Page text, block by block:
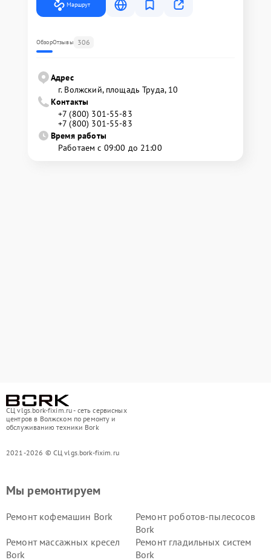
Маршрут
ОбзорОтзывы 306
Адрес
г. Волжский, площадь Труда, 10
Контакты
+7 (800) 301-55-83
+7 (800) 301-55-83
Время работы
Работаем с 09:00 до 21:00
СЦ vlgs.bork-fixim.ru - сеть сервисных
центров в Волжском по ремонту и
обслуживанию техники Bork
2021-2026 © СЦ vlgs.bork-fixim.ru
Мы ремонтируем
Ремонт кофемашин Bork
Ремонт роботов-пылесосов
Bork
Ремонт массажных кресел
Bork
Ремонт гладильных систем
Bork